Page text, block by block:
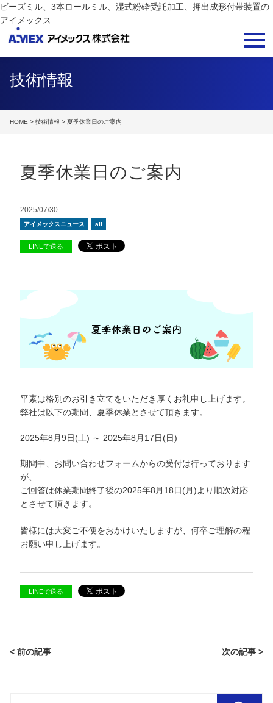
ビーズミル、3本ロールミル、湿式粉砕受託加工、押出成形付帯装置の
アイメックス
技術情報
HOME > 技術情報 > 夏季休業日のご案内
夏季休業日のご案内
2025/07/30
アイメックスニュース all
LINEで送る
平素は格別のお引き立てをいただき厚くお礼申し上げます。
弊社は以下の期間、夏季休業とさせて頂きます。
2025年8月9日(土) ～ 2025年8月17日(日)
期間中、お問い合わせフォームからの受付は行っております
が、
ご回答は休業期間終了後の2025年8月18日(月)より順次対応
とさせて頂きます。
皆様には大変ご不便をおかけいたしますが、何卒ご理解の程
お願い申し上げます。
LINEで送る
< 前の記事 次の記事 >